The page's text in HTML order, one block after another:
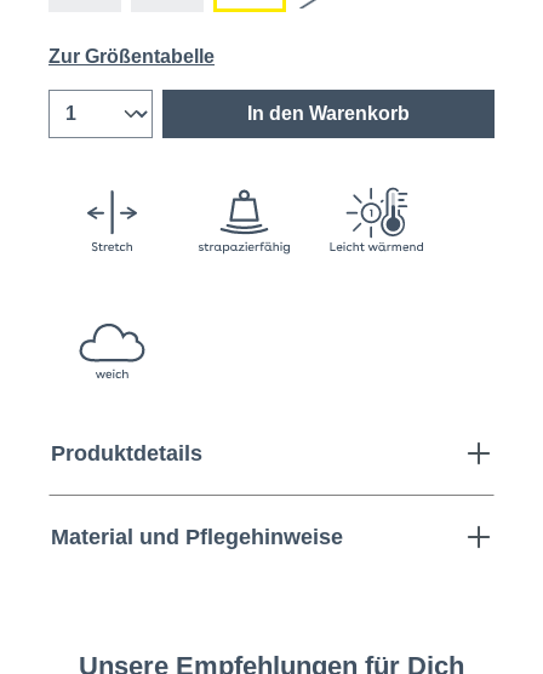
Zur Größentabelle
In den Warenkorb
Produktdetails
Material und Pflegehinweise
Unsere Empfehlungen für Dich